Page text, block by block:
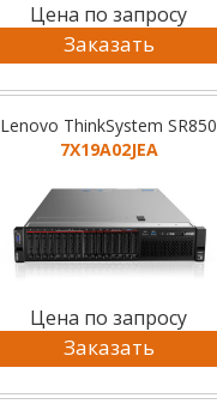
Цена по запросу
Заказать
Lenovo ThinkSystem SR850
7X19A02JEA
Цена по запросу
Заказать